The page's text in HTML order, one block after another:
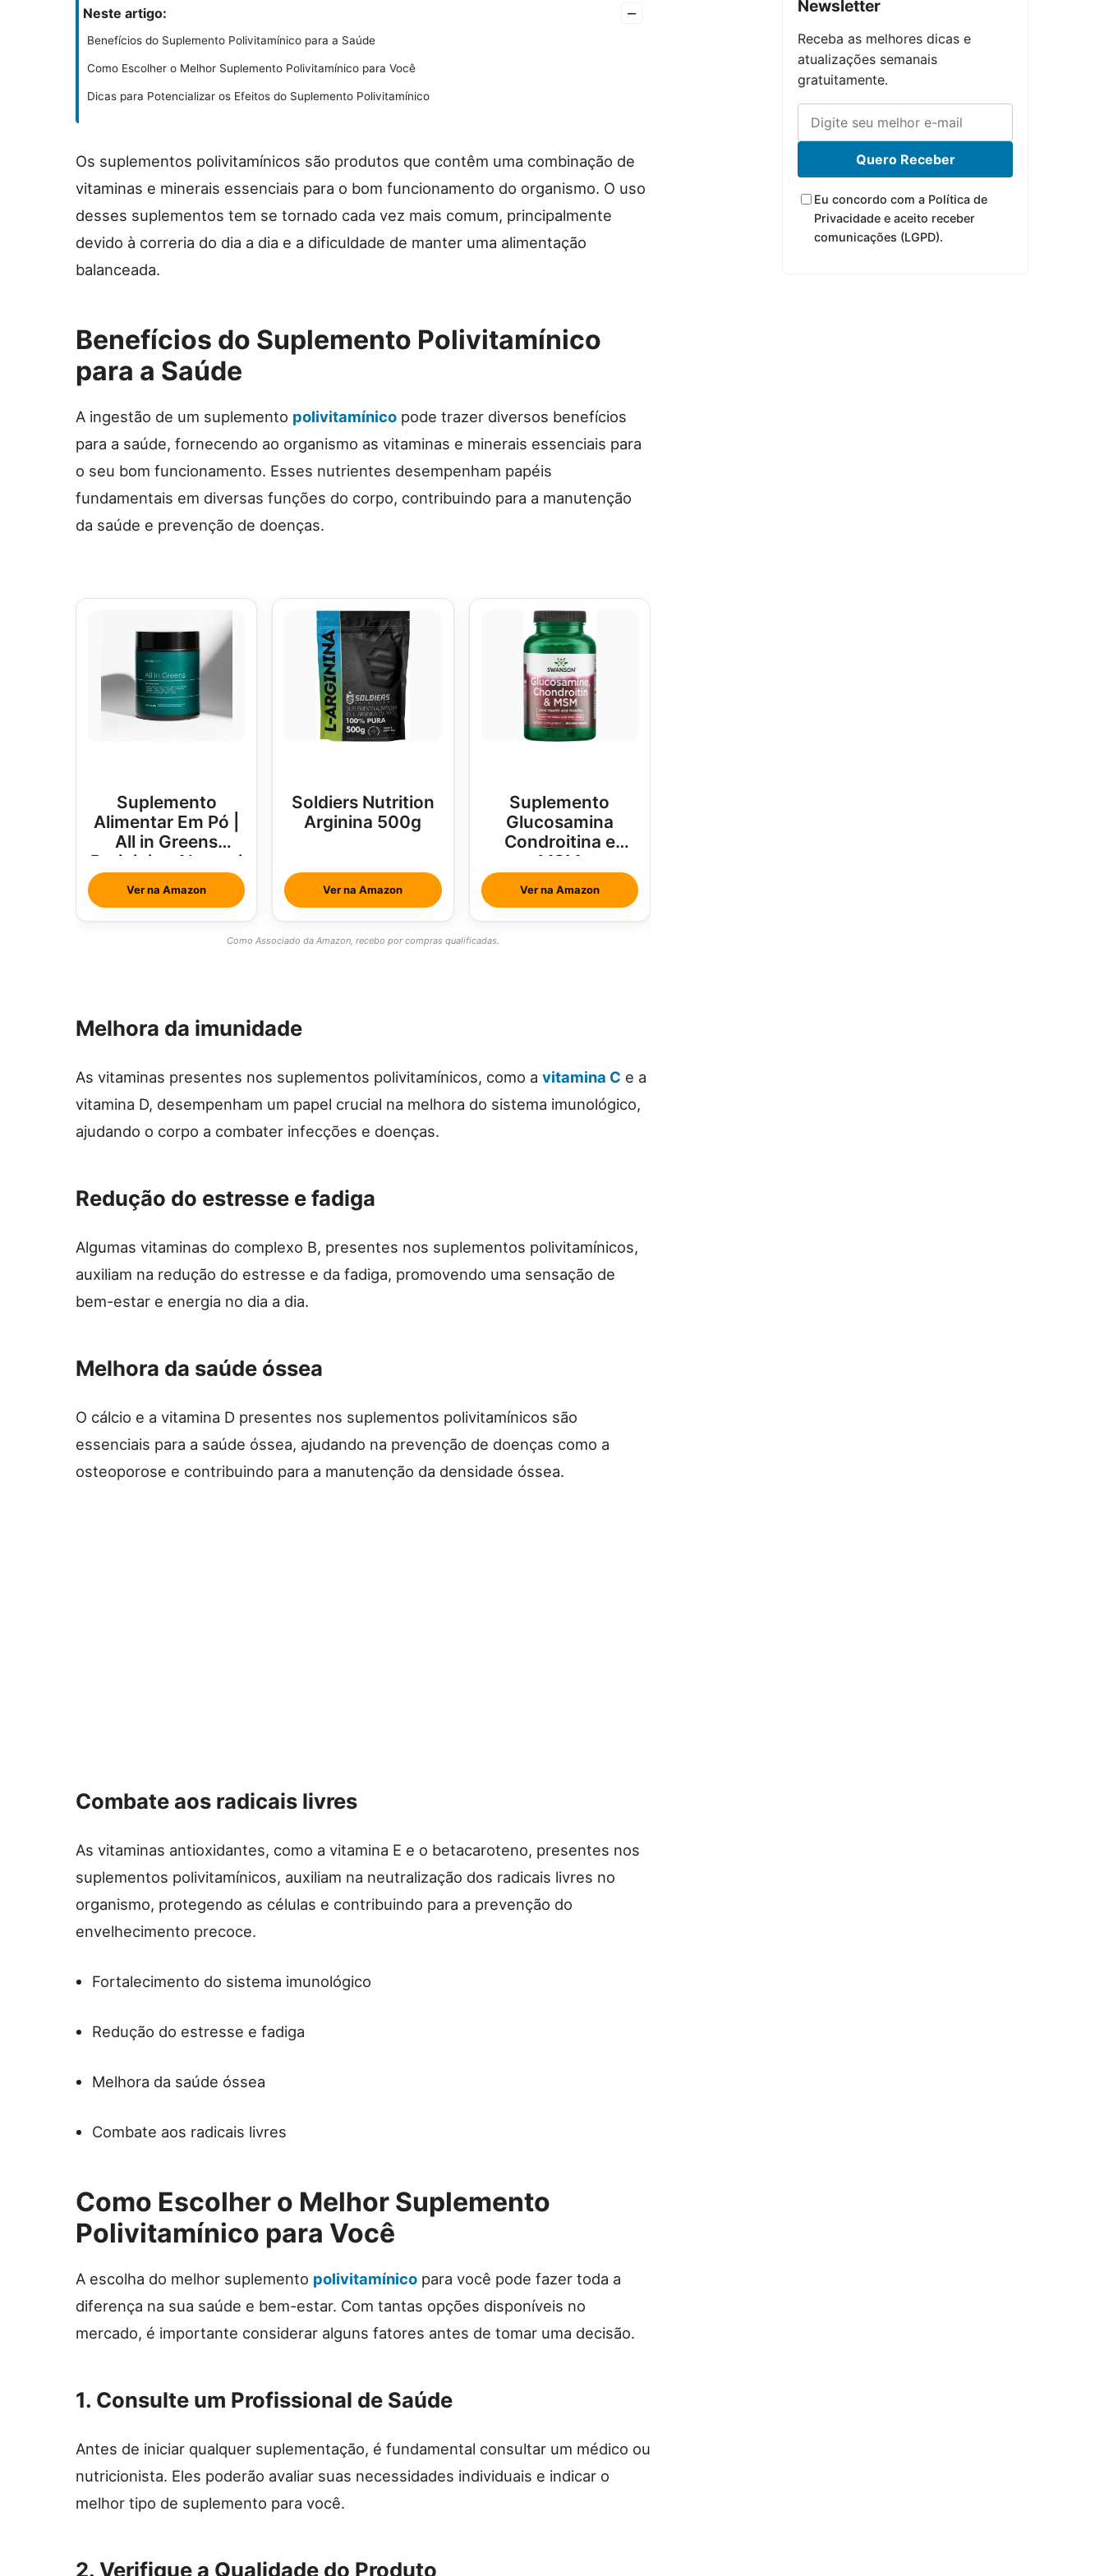
Neste artigo: –
Benefícios do Suplemento Polivitamínico para a Saúde
Como Escolher o Melhor Suplemento Polivitamínico para Você
Dicas para Potencializar os Efeitos do Suplemento Polivitamínico
Os suplementos polivitamínicos são produtos que contêm uma combinação de
vitaminas e minerais essenciais para o bom funcionamento do organismo. O uso
desses suplementos tem se tornado cada vez mais comum, principalmente
devido à correria do dia a dia e a dificuldade de manter uma alimentação
balanceada.
Benefícios do Suplemento Polivitamínico
para a Saúde
A ingestão de um suplemento polivitamínico pode trazer diversos benefícios
para a saúde, fornecendo ao organismo as vitaminas e minerais essenciais para
o seu bom funcionamento. Esses nutrientes desempenham papéis
fundamentais em diversas funções do corpo, contribuindo para a manutenção
da saúde e prevenção de doenças.
Suplemento
Alimentar Em Pó |
All in Greens
Brainjuice Abacaxi
Com Hortelã
Ver na Amazon
Soldiers Nutrition
Arginina 500g
Ver na Amazon
Suplemento
Glucosamina
Condroitina e
MSM
Ver na Amazon
Como Associado da Amazon, recebo por compras qualificadas.
Melhora da imunidade
As vitaminas presentes nos suplementos polivitamínicos, como a vitamina C e a
vitamina D, desempenham um papel crucial na melhora do sistema imunológico,
ajudando o corpo a combater infecções e doenças.
Redução do estresse e fadiga
Algumas vitaminas do complexo B, presentes nos suplementos polivitamínicos,
auxiliam na redução do estresse e da fadiga, promovendo uma sensação de
bem-estar e energia no dia a dia.
Melhora da saúde óssea
O cálcio e a vitamina D presentes nos suplementos polivitamínicos são
essenciais para a saúde óssea, ajudando na prevenção de doenças como a
osteoporose e contribuindo para a manutenção da densidade óssea.
Combate aos radicais livres
As vitaminas antioxidantes, como a vitamina E e o betacaroteno, presentes nos
suplementos polivitamínicos, auxiliam na neutralização dos radicais livres no
organismo, protegendo as células e contribuindo para a prevenção do
envelhecimento precoce.
Fortalecimento do sistema imunológico
Redução do estresse e fadiga
Melhora da saúde óssea
Combate aos radicais livres
Como Escolher o Melhor Suplemento
Polivitamínico para Você
A escolha do melhor suplemento polivitamínico para você pode fazer toda a
diferença na sua saúde e bem-estar. Com tantas opções disponíveis no
mercado, é importante considerar alguns fatores antes de tomar uma decisão.
1. Consulte um Profissional de Saúde
Antes de iniciar qualquer suplementação, é fundamental consultar um médico ou
nutricionista. Eles poderão avaliar suas necessidades individuais e indicar o
melhor tipo de suplemento para você.
2. Verifique a Qualidade do Produto
Newsletter
Receba as melhores dicas e
atualizações semanais
gratuitamente.
Quero Receber
Eu concordo com a Política de
Privacidade e aceito receber
comunicações (LGPD).